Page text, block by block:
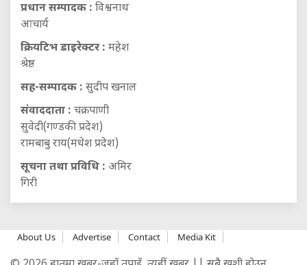
प्रधान सम्पादक : विश्वनाथ
आचार्य
क्रियटिभ डाइरेक्टर : महेश
श्रेष्ठ
सह-सम्पादक : सुदीप खनाल
संवाददाता : चक्रपाणी
सुवेदी(गण्डकी प्रदेश)
रामबाबु राय(मधेश प्रदेश)
सूचना तथा प्रविधि : अमिर
गिरी
About Us Advertise Contact Media Kit